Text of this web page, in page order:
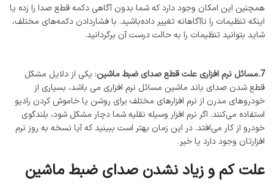
همچنین این امکان وجود دارد که شما بدون آگاهی دکمه قطع صدا را زده یا
اینکه تنظیمات را ناآگاهانه تغییر داده‌باشید. با فشاردادن دکمه‌های مختلف،
شاید بتوانید تنظیمات را به حالت درست آن برگردانید.
7.مسائل نرم افزاری علت قطع صدای ضبط ماشین
: یکی از دلایل مشکل
قطع شدن صدای باند ماشین مسائل نرم افزاری می باشد، بسیاری از
خودروهای مدرن از نرم افزارهای مختلف برای روشن یا خاموش کردن رادیو
استفاده می‌کنند. اگر نرم افزار وسیله نقلیه شما دچار مشکل شود، بلندگوی
خودرو از کار می‌افتد. در این زمان بهتر است ببینید که آیا نسخه به روز نرم
افزارتان وجود دارد یا خیر.
علت کم و زیاد نشدن صدای ضبط ماشین